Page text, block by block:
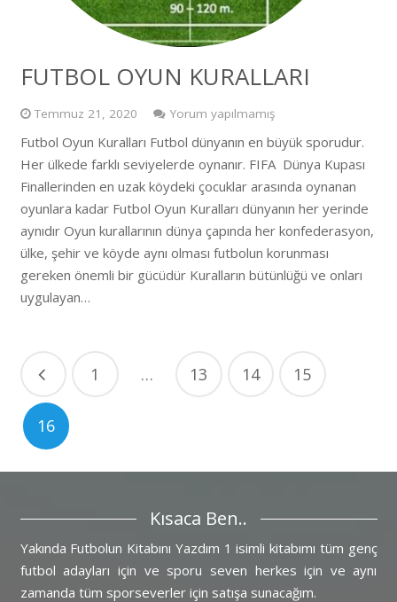
FUTBOL OYUN KURALLARI
Temmuz 21, 2020 Yorum yapılmamış
Futbol Oyun Kuralları Futbol dünyanın en büyük sporudur.
Her ülkede farklı seviyelerde oynanır. FIFA Dünya Kupası
Finallerinden en uzak köydeki çocuklar arasında oynanan
oyunlara kadar Futbol Oyun Kuralları dünyanın her yerinde
aynıdır Oyun kurallarının dünya çapında her konfederasyon,
ülke, şehir ve köyde aynı olması futbolun korunması
gereken önemli bir gücüdür Kuralların bütünlüğü ve onları
uygulayan…
1 … 13 14 15
16
Kısaca Ben..
Yakında Futbolun Kitabını Yazdım 1 isimli kitabımı tüm genç
futbol adayları için ve sporu seven herkes için ve aynı
zamanda tüm sporseverler için satışa sunacağım.